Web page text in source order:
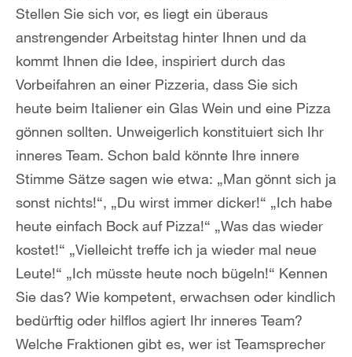
Stellen Sie sich vor, es liegt ein überaus
anstrengender Arbeitstag hinter Ihnen und da
kommt Ihnen die Idee, inspiriert durch das
Vorbeifahren an einer Pizzeria, dass Sie sich
heute beim Italiener ein Glas Wein und eine Pizza
gönnen sollten. Unweigerlich konstituiert sich Ihr
inneres Team. Schon bald könnte Ihre innere
Stimme Sätze sagen wie etwa: „Man gönnt sich ja
sonst nichts!“, „Du wirst immer dicker!“ „Ich habe
heute einfach Bock auf Pizza!“ „Was das wieder
kostet!“ „Vielleicht treffe ich ja wieder mal neue
Leute!“ „Ich müsste heute noch bügeln!“ Kennen
Sie das? Wie kompetent, erwachsen oder kindlich
bedürftig oder hilflos agiert Ihr inneres Team?
Welche Fraktionen gibt es, wer ist Teamsprecher